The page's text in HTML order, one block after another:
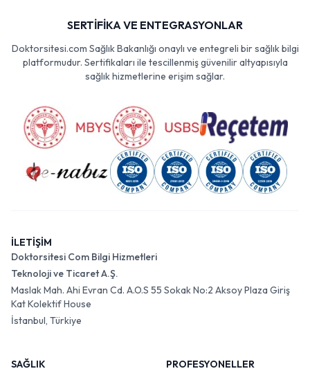
SERTİFİKA VE ENTEGRASYONLAR
Doktorsitesi.com Sağlık Bakanlığı onaylı ve entegreli bir sağlık bilgi
platformudur. Sertifikaları ile tescillenmiş güvenilir altyapısıyla
sağlık hizmetlerine erişim sağlar.
İLETİŞİM
Doktorsitesi Com Bilgi Hizmetleri
Teknoloji ve Ticaret A.Ş.
Maslak Mah. Ahi Evran Cd. A.O.S 55 Sokak No:2 Aksoy Plaza Giriş
Kat Kolektif House
İstanbul, Türkiye
SAĞLIK
PROFESYONELLER